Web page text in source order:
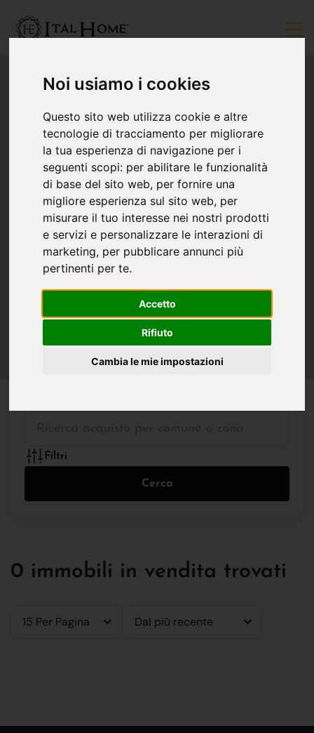
Noi usiamo i cookies
Questo sito web utilizza cookie e altre
tecnologie di tracciamento per migliorare
la tua esperienza di navigazione per i
seguenti scopi: per abilitare le funzionalità
di base del sito web, per fornire una
migliore esperienza sul sito web, per
misurare il tuo interesse nei nostri prodotti
e servizi e personalizzare le interazioni di
marketing, per pubblicare annunci più
pertinenti per te.
Accetto
Rifiuto
Cambia le mie impostazioni
Filtri
Cerca
0 immobili in vendita trovati
15 Per Pagina Dal più recente